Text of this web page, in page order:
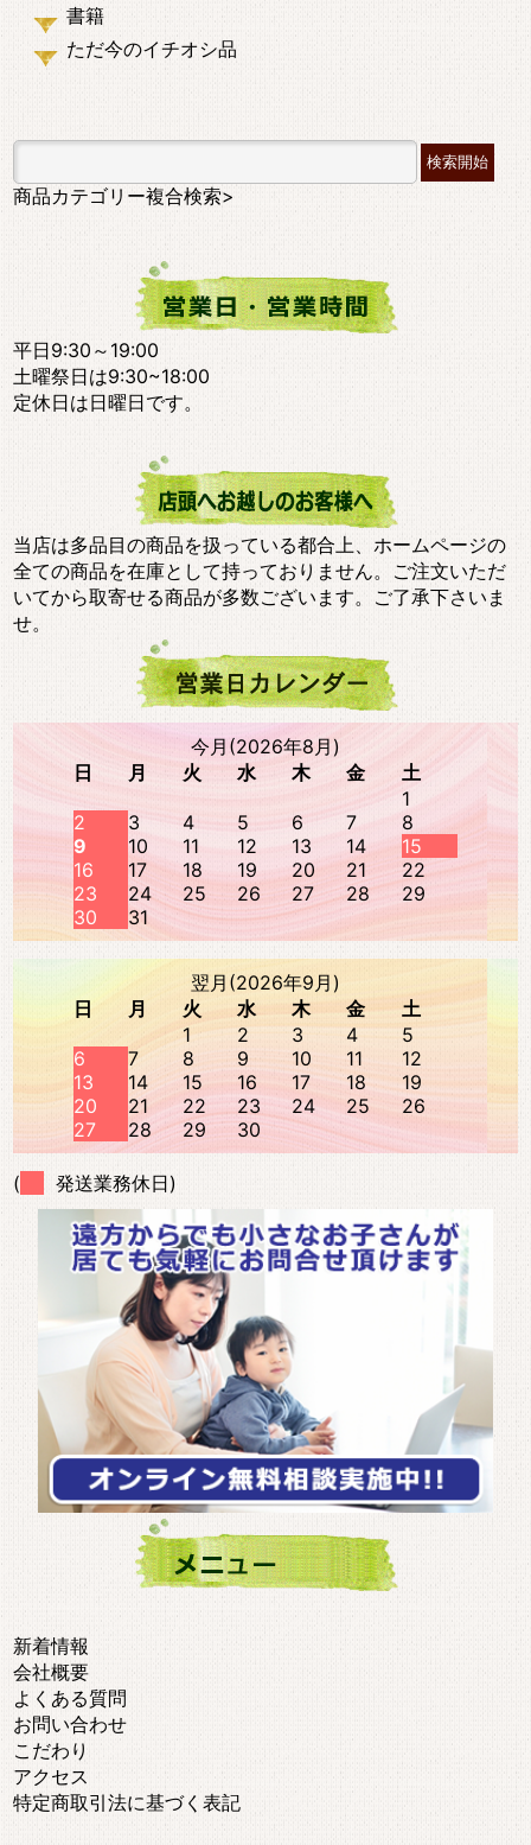
書籍
ただ今のイチオシ品
商品カテゴリー複合検索>
平日9:30～19:00
土曜祭日は9:30~18:00
定休日は日曜日です。
当店は多品目の商品を扱っている都合上、ホームページの
全ての商品を在庫として持っておりません。ご注文いただ
いてから取寄せる商品が多数ございます。ご了承下さいま
せ。
今月(2026年8月)
日
月 火 水 木 金
土
1
2
3 4 5 6 7
8
9
10 11 12 13 14
15
16
17 18 19 20 21
22
23
24 25 26 27 28
29
30
31
翌月(2026年9月)
日
月 火 水 木 金
土
1
2 3 4
5
6
7 8 9 10 11
12
13
14 15 16 17 18
19
20
21 22 23 24 25
26
27
28 29 30
( 発送業務休日)
新着情報
会社概要
よくある質問
お問い合わせ
こだわり
アクセス
特定商取引法に基づく表記